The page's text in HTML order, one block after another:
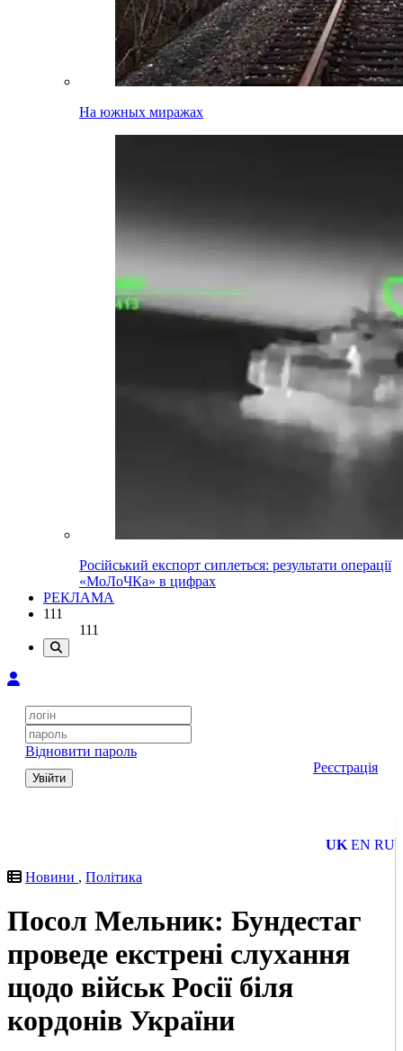
На южных миражах
Російський експорт сиплеться: результати операції
«МоЛоЧКа» в цифрах
РЕКЛАМА
111
111
Відновити пароль
Увійти
Реєстрація
UK EN RU
Новини , Політика
Посол Мельник: Бундестаг
проведе екстрені слухання
щодо військ Росії біля
кордонів України